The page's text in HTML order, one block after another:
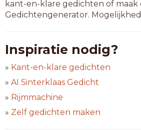
kant-en-klare gedichten of maak
Gedichtengenerator.
Inspiratie nodig?
» Kant-en-klare gedichten
» AI Sinterklaas Gedicht
» Rijmmachine
» Zelf gedichten maken